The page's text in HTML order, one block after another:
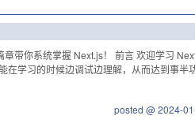
带你系统掌握 Next.js！ 前言 欢迎学习
在学习的时候边调试边理解，从而达到事半
posted @ 2024-